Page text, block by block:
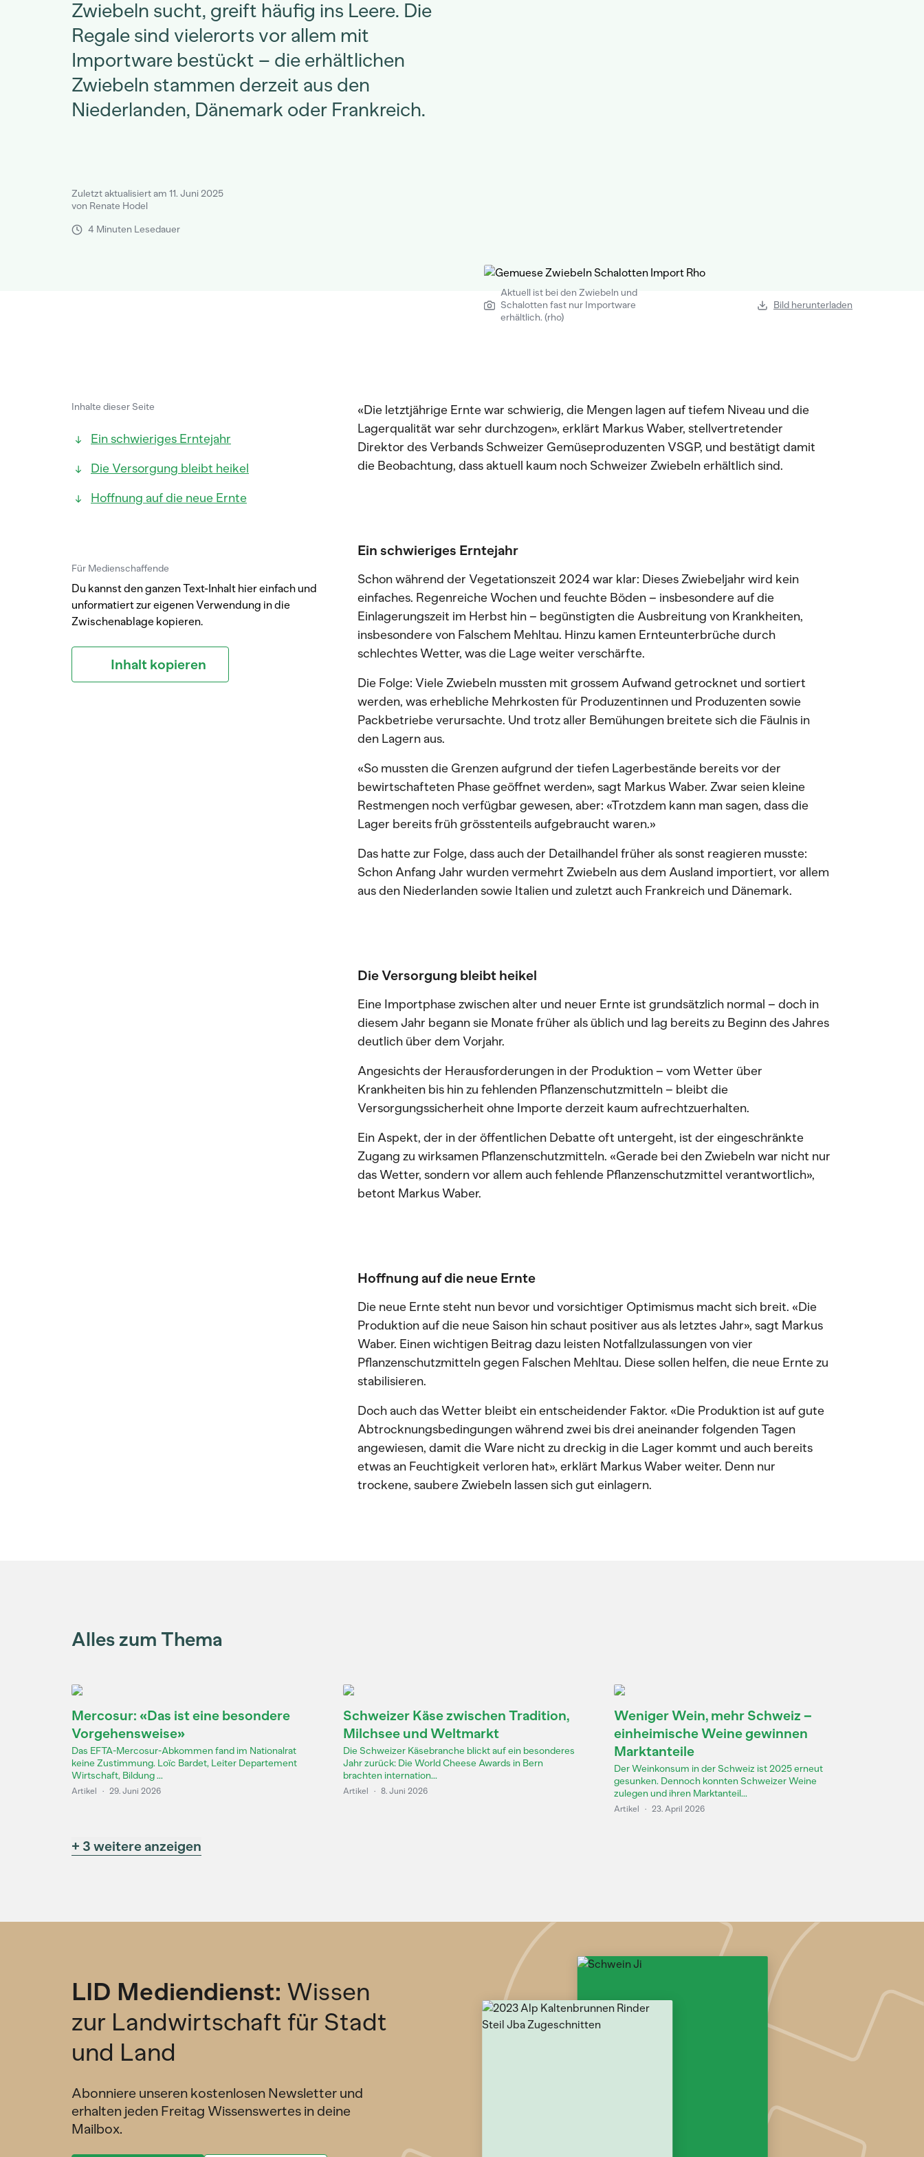
Zwiebeln sucht, greift häufig ins Leere. Die
Regale sind vielerorts vor allem mit
Importware bestückt – die erhältlichen
Zwiebeln stammen derzeit aus den
Niederlanden, Dänemark oder Frankreich.
Zuletzt aktualisiert am 11. Juni 2025
von Renate Hodel
4 Minuten Lesedauer
Aktuell ist bei den Zwiebeln und
Schalotten fast nur Importware
erhältlich. (rho)
Bild herunterladen
Inhalte dieser Seite
Ein schwieriges Erntejahr
Die Versorgung bleibt heikel
Hoffnung auf die neue Ernte
Für Medienschaffende
Du kannst den ganzen Text-Inhalt hier einfach und
unformatiert zur eigenen Verwendung in die
Zwischenablage kopieren.
Inhalt kopieren
«Die letztjährige Ernte war schwierig, die Mengen lagen auf tiefem Niveau und die
Lagerqualität war sehr durchzogen», erklärt Markus Waber, stellvertretender
Direktor des Verbands Schweizer Gemüseproduzenten VSGP, und bestätigt damit
die Beobachtung, dass aktuell kaum noch Schweizer Zwiebeln erhältlich sind.
Ein schwieriges Erntejahr
Schon während der Vegetationszeit 2024 war klar: Dieses Zwiebeljahr wird kein
einfaches. Regenreiche Wochen und feuchte Böden – insbesondere auf die
Einlagerungszeit im Herbst hin – begünstigten die Ausbreitung von Krankheiten,
insbesondere von Falschem Mehltau. Hinzu kamen Ernteunterbrüche durch
schlechtes Wetter, was die Lage weiter verschärfte.
Die Folge: Viele Zwiebeln mussten mit grossem Aufwand getrocknet und sortiert
werden, was erhebliche Mehrkosten für Produzentinnen und Produzenten sowie
Packbetriebe verursachte. Und trotz aller Bemühungen breitete sich die Fäulnis in
den Lagern aus.
«So mussten die Grenzen aufgrund der tiefen Lagerbestände bereits vor der
bewirtschafteten Phase geöffnet werden», sagt Markus Waber. Zwar seien kleine
Restmengen noch verfügbar gewesen, aber: «Trotzdem kann man sagen, dass die
Lager bereits früh grösstenteils aufgebraucht waren.»
Das hatte zur Folge, dass auch der Detailhandel früher als sonst reagieren musste:
Schon Anfang Jahr wurden vermehrt Zwiebeln aus dem Ausland importiert, vor allem
aus den Niederlanden sowie Italien und zuletzt auch Frankreich und Dänemark.
Die Versorgung bleibt heikel
Eine Importphase zwischen alter und neuer Ernte ist grundsätzlich normal – doch in
diesem Jahr begann sie Monate früher als üblich und lag bereits zu Beginn des Jahres
deutlich über dem Vorjahr.
Angesichts der Herausforderungen in der Produktion – vom Wetter über
Krankheiten bis hin zu fehlenden Pflanzenschutzmitteln – bleibt die
Versorgungssicherheit ohne Importe derzeit kaum aufrechtzuerhalten.
Ein Aspekt, der in der öffentlichen Debatte oft untergeht, ist der eingeschränkte
Zugang zu wirksamen Pflanzenschutzmitteln. «Gerade bei den Zwiebeln war nicht nur
das Wetter, sondern vor allem auch fehlende Pflanzenschutzmittel verantwortlich»,
betont Markus Waber.
Hoffnung auf die neue Ernte
Die neue Ernte steht nun bevor und vorsichtiger Optimismus macht sich breit. «Die
Produktion auf die neue Saison hin schaut positiver aus als letztes Jahr», sagt Markus
Waber. Einen wichtigen Beitrag dazu leisten Notfallzulassungen von vier
Pflanzenschutzmitteln gegen Falschen Mehltau. Diese sollen helfen, die neue Ernte zu
stabilisieren.
Doch auch das Wetter bleibt ein entscheidender Faktor. «Die Produktion ist auf gute
Abtrocknungsbedingungen während zwei bis drei aneinander folgenden Tagen
angewiesen, damit die Ware nicht zu dreckig in die Lager kommt und auch bereits
etwas an Feuchtigkeit verloren hat», erklärt Markus Waber weiter. Denn nur
trockene, saubere Zwiebeln lassen sich gut einlagern.
Alles zum Thema
Mercosur: «Das ist eine besondere
Vorgehensweise»
Das EFTA-Mercosur-Abkommen fand im Nationalrat
keine Zustimmung. Loïc Bardet, Leiter Departement
Wirtschaft, Bildung ...
Artikel · 29. Juni 2026
Schweizer Käse zwischen Tradition,
Milchsee und Weltmarkt
Die Schweizer Käsebranche blickt auf ein besonderes
Jahr zurück: Die World Cheese Awards in Bern
brachten internation...
Artikel · 8. Juni 2026
Weniger Wein, mehr Schweiz –
einheimische Weine gewinnen
Marktanteile
Der Weinkonsum in der Schweiz ist 2025 erneut
gesunken. Dennoch konnten Schweizer Weine
zulegen und ihren Marktanteil...
Artikel · 23. April 2026
+ 3 weitere anzeigen
LID Mediendienst: Wissen
zur Landwirtschaft für Stadt
und Land
Abonniere unseren kostenlosen Newsletter und
erhalten jeden Freitag Wissenswertes in deine
Mailbox.